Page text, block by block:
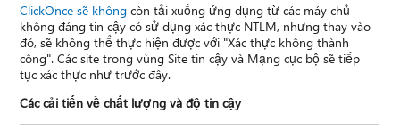
ClickOnce sẽ không còn tải xuống ứng dụng từ các máy chủ
không đáng tin cậy có sử dụng xác thực NTLM, nhưng thay vào
đó, sẽ không thể thực hiện được với "Xác thực không thành
công". Các site trong vùng Site tin cậy và Mạng cục bộ sẽ tiếp
tục xác thực như trước đây.
Các cải tiến về chất lượng và độ tin cậy